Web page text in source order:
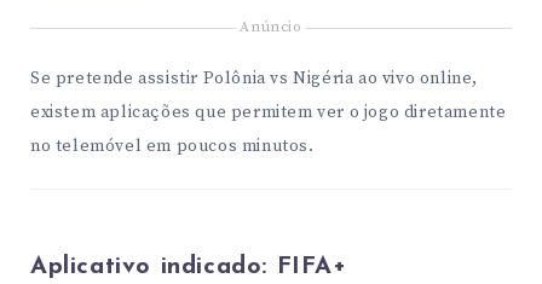
Anúncio
Se pretende assistir Polônia vs Nigéria ao vivo online,
existem aplicações que permitem ver o jogo diretamente
no telemóvel em poucos minutos.
Aplicativo indicado: FIFA+